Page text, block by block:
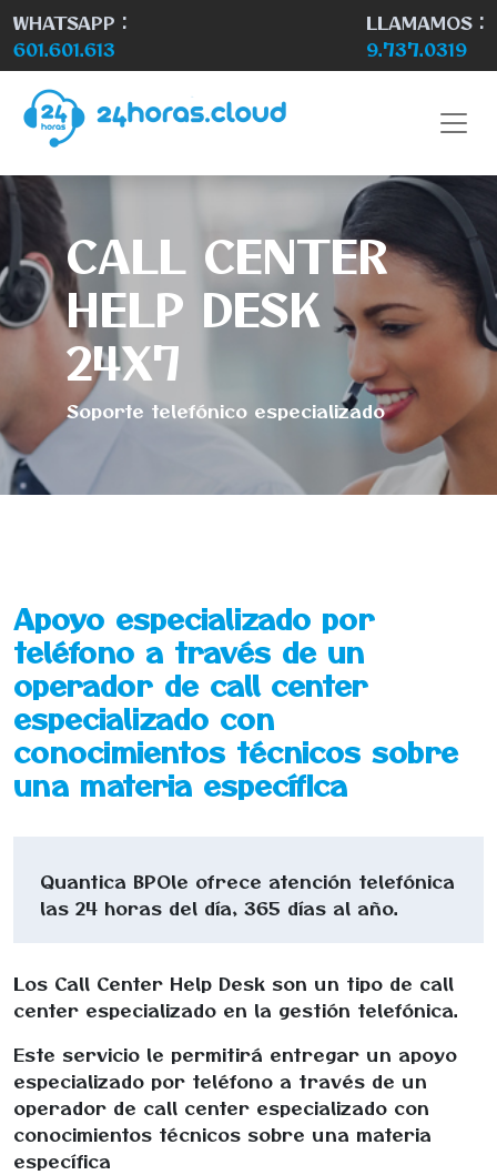
WHATSAPP :
601.601.613
LLAMAMOS :
9.737.0319
CALL CENTER
HELP DESK
24X7
Soporte telefónico especializado
Apoyo especializado por
teléfono a través de un
operador de call center
especializado con
conocimientos técnicos sobre
una materia específica
Quantica BPOle ofrece atención telefónica
las 24 horas del día, 365 días al año.
Los Call Center Help Desk son un tipo de call
center especializado en la gestión telefónica.
Este servicio le permitirá entregar un apoyo
especializado por teléfono a través de un
operador de call center especializado con
conocimientos técnicos sobre una materia
específica